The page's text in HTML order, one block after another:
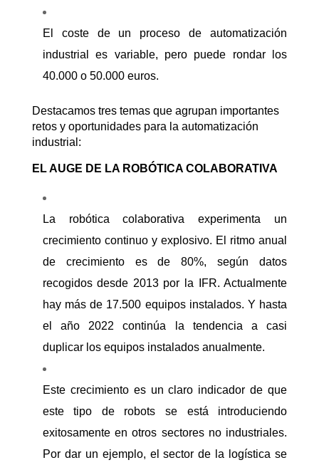
El coste de un proceso de automatización
industrial es variable, pero puede rondar los
40.000 o 50.000 euros.
Destacamos tres temas que agrupan importantes
retos y oportunidades para la automatización
industrial:
EL AUGE DE LA ROBÓTICA COLABORATIVA
La robótica colaborativa experimenta un
crecimiento continuo y explosivo. El ritmo anual
de crecimiento es de 80%, según datos
recogidos desde 2013 por la IFR. Actualmente
hay más de 17.500 equipos instalados. Y hasta
el año 2022 continúa la tendencia a casi
duplicar los equipos instalados anualmente.
Este crecimiento es un claro indicador de que
este tipo de robots se está introduciendo
exitosamente en otros sectores no industriales.
Por dar un ejemplo, el sector de la logística se